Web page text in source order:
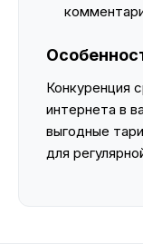
Конкуренция
интернета в
выгодные
для